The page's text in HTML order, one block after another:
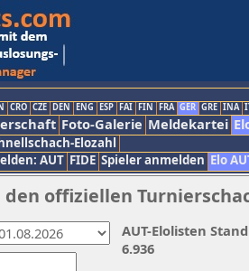
CRO CZE DEN ENG ESP FAI FIN FRA GER GRE INA
Foto-Galerie Meldekartei
Elozahl
AUT FIDE Spieler anmelden Elo
offiziellen
AUT-Elolisten
6.936